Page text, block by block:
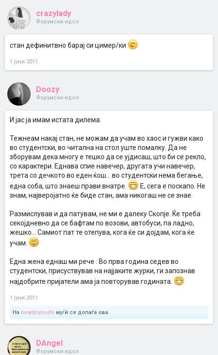
crazylady
Форумски идол
стан дефинитвно барај си цимер/ки
1 јуни 2011
Doozy
Форумски идол
И јас ја имам истата дилема.
Тежнеам накај стан, не можам да учам во хаос и гужви како
во студентски, во читална на стол уште помалку. Да не
зборувам дека многу е тешко да се ујдисаш, што би се рекло,
со карактери. Еднава спие навечер, другата учи навечер,
трета со дечкото во еден ќош... во студентски нема бегање,
една соба, што знаеш прави внатре.
Е, сега е поскапо. Не
знам, најверојатно ќе биде стан, ама никогаш не се знае.
Размислував и да патувам, не ми е далеку Скопје. Ќе треба
секојдневно да се бафтам по возови, автобуси, па ладно,
жешко... Самиот пат те отепува, кога ќе си дојдам, кога ќе
учам.
Една жена еднаш ми рече : Во прва година седев во
студентски, присуствував на најјаките журки, ги запознав
најдобрите пријатели ама ја повторував годината.
1 јуни 2011
На howdoyoudo му/ѝ се допаѓа ова.
DAngel
Форумски идол